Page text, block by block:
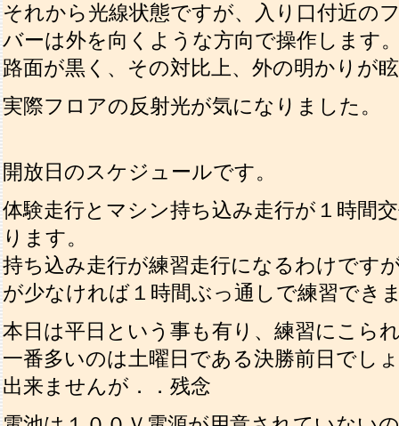
それから光線状態ですが、入り口付近の
バーは外を向くような方向で操作します
路面が黒く、その対比上、外の明かりが
実際フロアの反射光が気になりました。
開放日のスケジュールです。
体験走行とマシン持ち込み走行が１時間
ります。
持ち込み走行が練習走行になるわけです
が少なければ１時間ぶっ通しで練習でき
本日は平日という事も有り、練習にこら
一番多いのは土曜日である決勝前日でし
出来ませんが．．残念